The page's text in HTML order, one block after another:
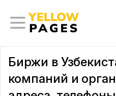
Биржи в
компаний и